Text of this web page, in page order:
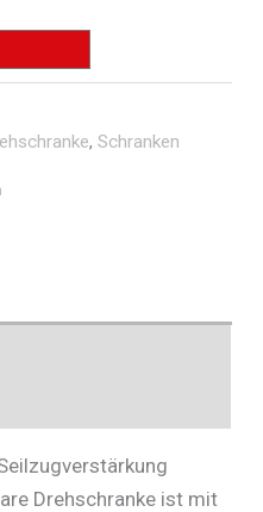
,Schranken
Drehschranke ist mit